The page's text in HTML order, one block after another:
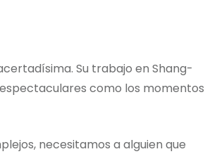
Su trabajo en Shang-
como los momentos
necesitamos a alguien que